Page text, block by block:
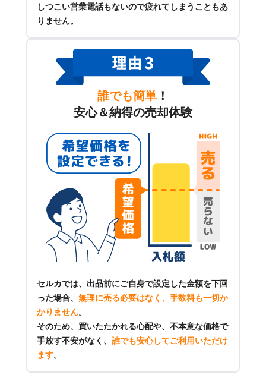
しつこい営業電話もないので疲れてしまうこともあ
りません。
誰でも簡単 ！
安心＆納得の売却体験
セルカでは、出品前にご自身で設定した金額を下回
った場合、 無理に売る必要はなく、手数料も一切か
かりません。
そのため、買いたたかれる心配や、不本意な価格で
手放す不安がなく、 誰でも安心してご利用いただけ
ます。